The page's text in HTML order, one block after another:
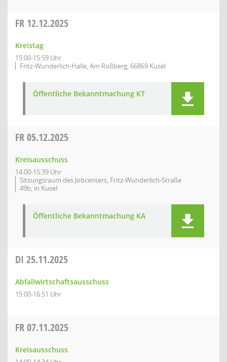
FR 12.12.2025
Kreistag
15:00-15:59 Uhr
Fritz-Wunderlich-Halle, Am Roßberg, 66869 Kusel
Öffentliche Bekanntmachung KT
FR05.12.2025
Kreisausschuss
14:00-15:39 Uhr
Sitzungsraum des Jobcenters, Fritz-Wunderlich-Straße
49b, in Kusel
Öffentliche Bekanntmachung KA
DI 25.11.2025
Abfallwirtschaftsausschuss
15:00-16:51 Uhr
FR07.11.2025
Kreisausschuss